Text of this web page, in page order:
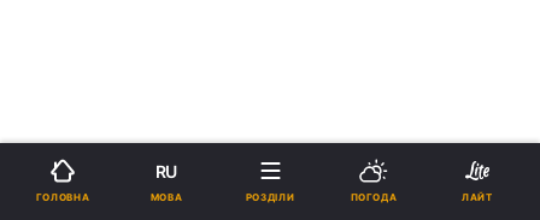
ГОЛОВНА
RU
МОВА РОЗДІЛИ ПОГОДА ЛАЙТ